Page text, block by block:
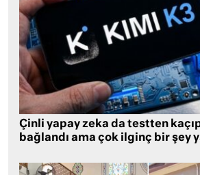
Çinli yapay zeka da testten
bağlandı ama çok ilginç bir şey